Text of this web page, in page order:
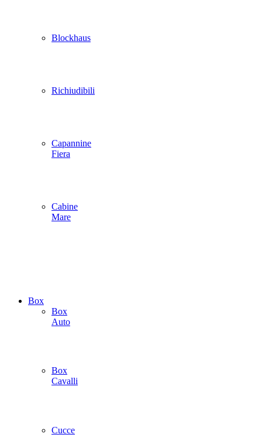
Blockhaus
Richiudibili
Capannine
Fiera
Cabine
Mare
Box
Box
Auto
Box
Cavalli
Cucce